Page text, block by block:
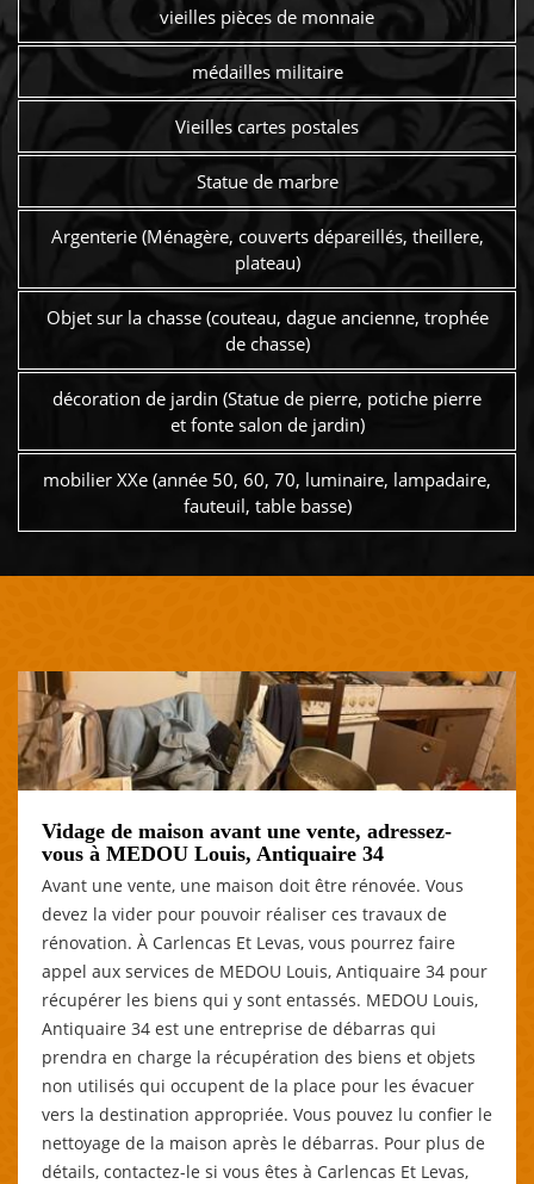
vieilles pièces de monnaie
médailles militaire
Vieilles cartes postales
Statue de marbre
Argenterie (Ménagère, couverts dépareillés, theillere,
plateau)
Objet sur la chasse (couteau, dague ancienne, trophée
de chasse)
décoration de jardin (Statue de pierre, potiche pierre
et fonte salon de jardin)
mobilier XXe (année 50, 60, 70, luminaire, lampadaire,
fauteuil, table basse)
Vidage de maison avant une vente, adressez-
vous à MEDOU Louis, Antiquaire 34
Avant une vente, une maison doit être rénovée. Vous
devez la vider pour pouvoir réaliser ces travaux de
rénovation. À Carlencas Et Levas, vous pourrez faire
appel aux services de MEDOU Louis, Antiquaire 34 pour
récupérer les biens qui y sont entassés. MEDOU Louis,
Antiquaire 34 est une entreprise de débarras qui
prendra en charge la récupération des biens et objets
non utilisés qui occupent de la place pour les évacuer
vers la destination appropriée. Vous pouvez lu confier le
nettoyage de la maison après le débarras. Pour plus de
détails, contactez-le si vous êtes à Carlencas Et Levas,